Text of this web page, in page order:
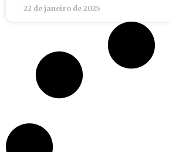
22 de janeiro de 2025